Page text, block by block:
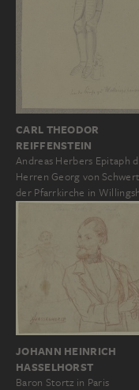
CARL THEODOR
REIFFENSTEIN
Andreas Herbers Epitaph
Herren Georg von
der Pfarrkirche in
JOHANN HEINRICH
HASSELHORST
Baron Stortz in Paris